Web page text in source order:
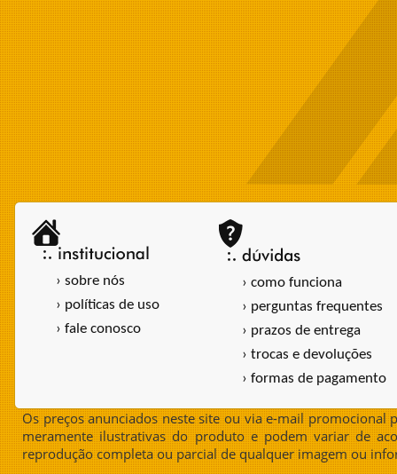
› sobre nós
› políticas de uso
› fale conosco
› como funciona
› perguntas frequentes
› prazos de entrega
› trocas e devoluções
› formas de pagamento
Os preços anunciados neste site ou via e-mail
meramente ilustrativas do produto e podem variar de
reprodução completa ou parcial de qualquer imagem ou